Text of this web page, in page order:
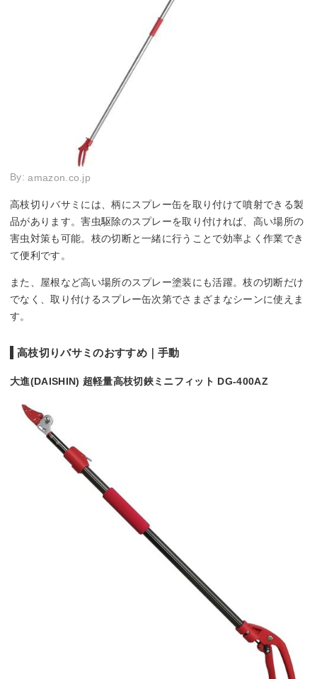
By:amazon.co.jp
高枝切りバサミには、柄にスプレー缶を取り付けて噴射できる製
品があります。害虫駆除のスプレーを取り付ければ、高い場所の
害虫対策も可能。枝の切断と一緒に行うことで効率よく作業でき
て便利です。
また、屋根など高い場所のスプレー塗装にも活躍。枝の切断だけ
でなく、取り付けるスプレー缶次第でさまざまなシーンに使えま
す。
高枝切りバサミのおすすめ｜手動
大進(DAISHIN) 超軽量高枝切鋏ミニフィット DG-400AZ